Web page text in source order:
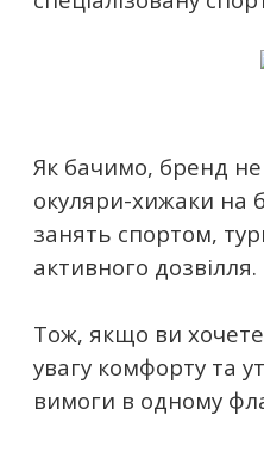
Як бачимо, бренд
окуляри-хижаки на
занять спортом,
активного дозвілля.
Тож, якщо ви
увагу комфорту та
вимоги в одному